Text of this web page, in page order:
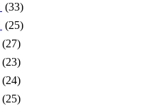
(33)
(25)
(27)
(23)
(24)
(25)